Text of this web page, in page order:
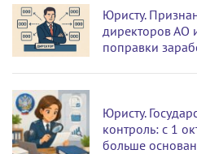
Юристу.
директоров
поправки
Юристу.
контроль: с 1
больше